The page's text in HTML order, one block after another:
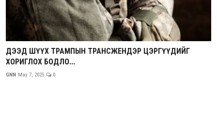
ДЭЭД ШҮҮХ ТРАМПЫН ТРАНСЖЕНДЭР ЦЭРГҮҮДИЙГ
ХОРИГЛОХ БОДЛО...
GNN May 7, 2025 0